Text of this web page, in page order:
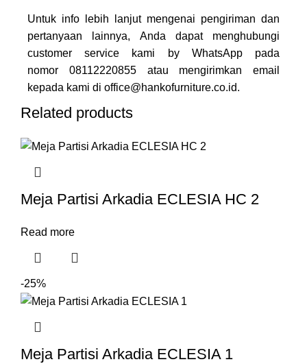
Untuk info lebih lanjut mengenai pengiriman dan
pertanyaan lainnya, Anda dapat menghubungi
customer service kami by WhatsApp pada
nomor 08112220855 atau mengirimkan email
kepada kami di office@hankofurniture.co.id.
Related products
Meja Partisi Arkadia ECLESIA HC 2
Read more
-25%
Meja Partisi Arkadia ECLESIA 1